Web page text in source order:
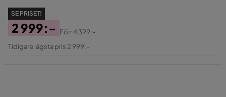
SE PRISET!
Pris
2 999:-
Original
Förr4 399:-
Tidigare lägsta pris 2 999:-